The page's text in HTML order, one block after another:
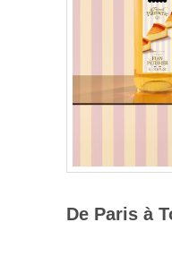
De Paris à